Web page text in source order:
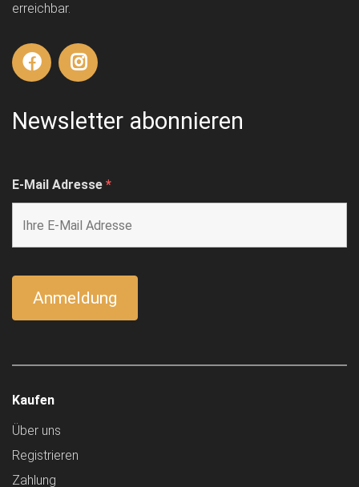
erreichbar.
Newsletter abonnieren
E-Mail Adresse *
Kaufen
Über uns
Registrieren
Zahlung